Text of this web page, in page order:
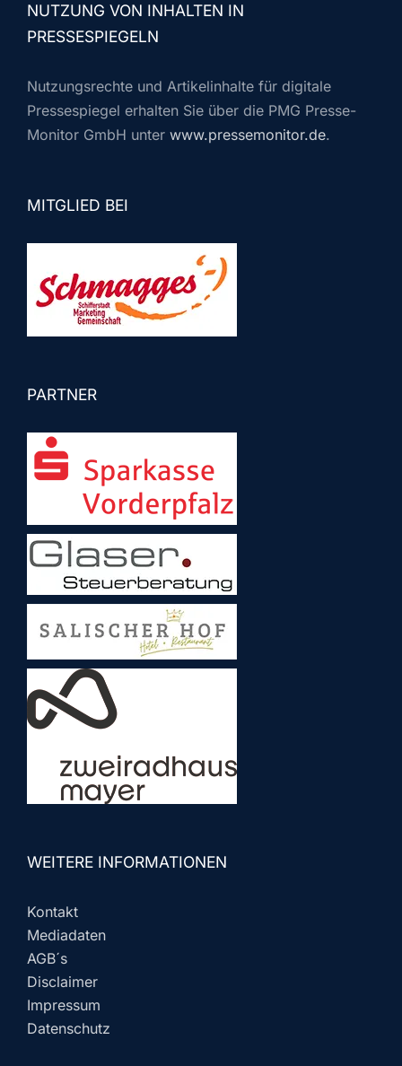
NUTZUNG VON INHALTEN IN
PRESSESPIEGELN
Nutzungsrechte und Artikelinhalte für digitale
Pressespiegel erhalten Sie über die PMG Presse-
Monitor GmbH unter www.pressemonitor.de.
MITGLIED BEI
PARTNER
WEITERE INFORMATIONEN
Kontakt
Mediadaten
AGB´s
Disclaimer
Impressum
Datenschutz